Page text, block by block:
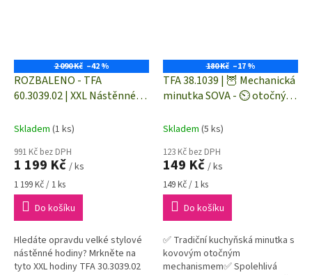
2 090 Kč –42 %
ROZBALENO - TFA
60.3039.02 | XXL Nástěnné
mm
Skladem (1 ks)
991 Kč bez DPH
1 199 Kč / ks
Měrná
cena:
1 199 Kč / 1 ks
Do košíku
Hledáte opravdu velké stylové
nástěnné hodiny? Mrkněte na
tyto XXL hodiny TFA 30.3039.02
180 Kč –17 %
TFA 38.1039 | 🦉 Mechanická
minutka SOVA - ⏲️ otočný
Skladem (5 ks)
123 Kč bez DPH
149 Kč / ks
Měrná
cena:
149 Kč / 1 ks
Do košíku
✅ Tradiční kuchyňská minutka s
kovovým otočným
mechanismem✅ Spolehlivá